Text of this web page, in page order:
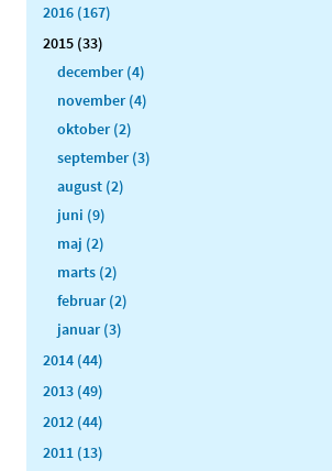
2016 (167)
2015 (33)
december (4)
november (4)
oktober (2)
september (3)
august (2)
juni (9)
maj (2)
marts (2)
februar (2)
januar (3)
2014 (44)
2013 (49)
2012 (44)
2011 (13)